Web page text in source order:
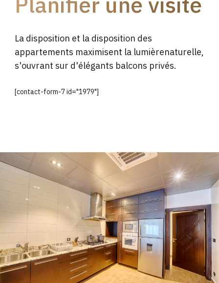
La disposition et la disposition des
appartements maximisent la lumièrenaturelle,
s'ouvrant sur d'élégants balcons privés.
[contact-form-7 id="1979"]